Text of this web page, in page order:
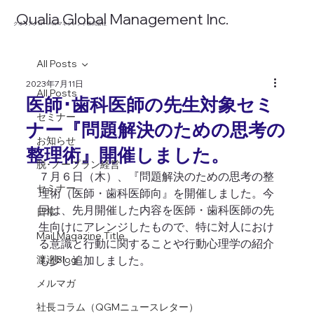
​クオリアグローバルマネジメント株式会社
​Qualia Global Management Inc.
All Posts
セミナー
お知らせ
脱･ノープラン経営
セミナー
日常
Mail Magazine Title
渡邉Blog
メルマガ
社長コラム（QGMニュースレター）
All Posts
医師･歯科医師の先生対象セミ
ナー『問題解決のための思考の
整理術』開催しました。
2023年7月11日
７月６日（木）、『問題解決のための思考の整
理術（医師・歯科医師向』を開催しました。今
回は、先月開催した内容を医師・歯科医師の先
生向けにアレンジしたもので、特に対人におけ
る意識と行動に関することや行動心理学の紹介
も少し追加しました。